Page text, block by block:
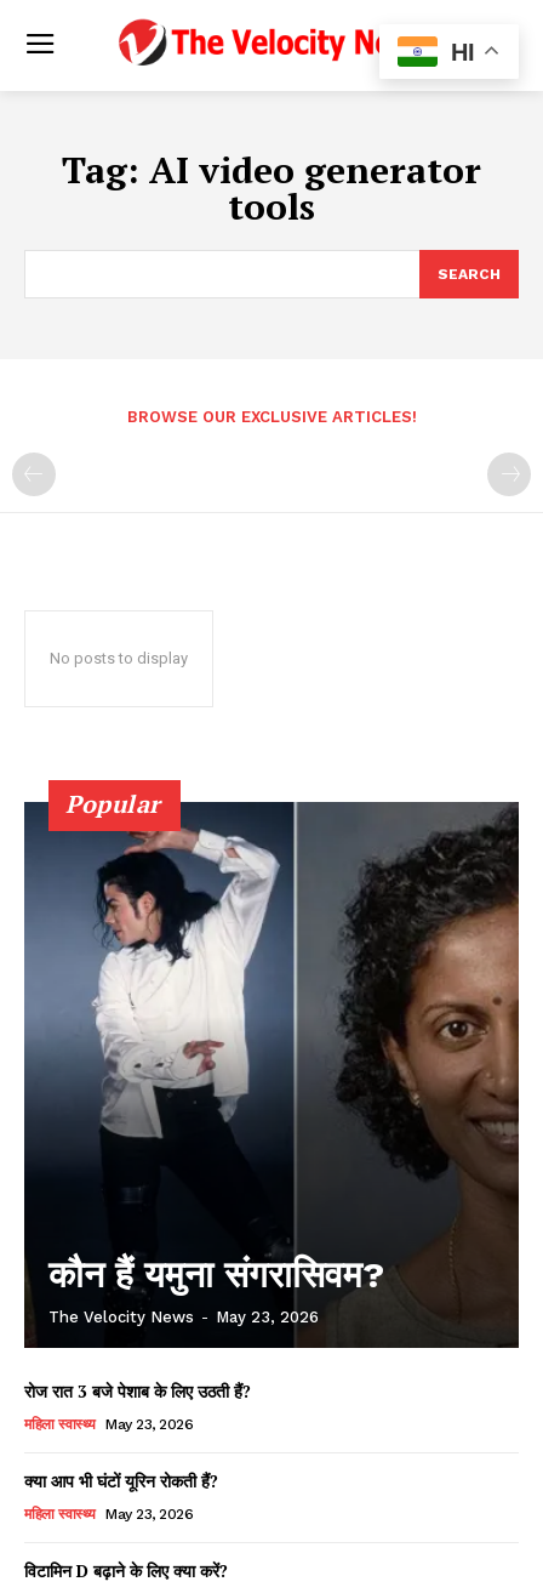
Tag: AI video generator
tools
SEARCH
BROWSE OUR EXCLUSIVE ARTICLES!
No posts to display
Popular
कौन हैं यमुना संगरासिवम?
The Velocity News - May 23, 2026
रोज रात 3 बजे पेशाब के लिए उठती हैं?
महिला स्वास्थ्य May 23, 2026
क्या आप भी घंटों यूरिन रोकती हैं?
महिला स्वास्थ्य May 23, 2026
विटामिन D बढ़ाने के लिए क्या करें?
HI